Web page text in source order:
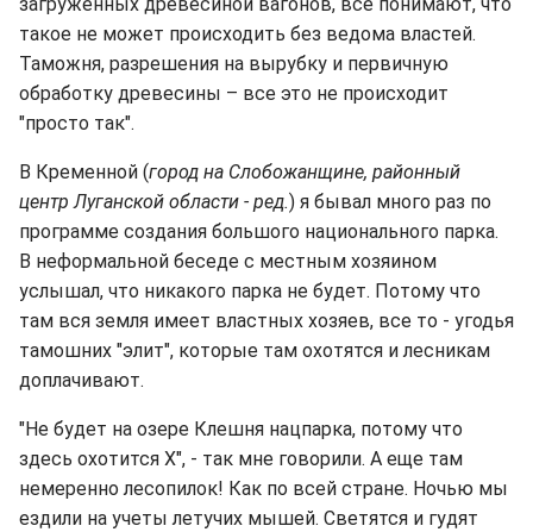
такое не может происходить без ведома властей.
Таможня, разрешения на вырубку и первичную
обработку древесины – все это не происходит
"просто так".
В Кременной (город на Слобожанщине, районный
центр Луганской области - ред.) я бывал много раз по
программе создания большого национального парка.
В неформальной беседе с местным хозяином
услышал, что никакого парка не будет. Потому что
там вся земля имеет властных хозяев, все то - угодья
тамошних "элит", которые там охотятся и лесникам
доплачивают.
"Не будет на озере Клешня нацпарка, потому что
здесь охотится Х", - так мне говорили. А еще там
немеренно лесопилок! Как по всей стране. Ночью мы
ездили на учеты летучих мышей. Светятся и гудят